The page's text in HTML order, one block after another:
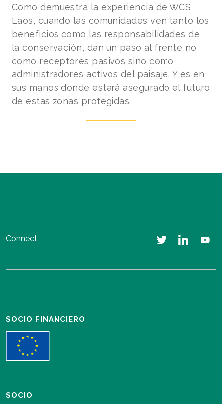
Como demuestra la experiencia de WCS
Laos, cuando las comunidades ven tanto los
beneficios como las responsabilidades de
la conservación, dan un paso al frente no
como receptores pasivos sino como
administradores activos del paisaje. Y es en
sus manos donde estará asegurado el futuro
de estas zonas protegidas.
Connect
SOCIO FINANCIERO
SOCIO